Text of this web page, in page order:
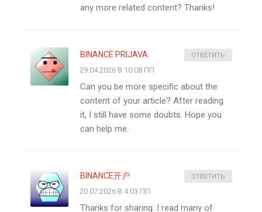
any more related content? Thanks!
BINANCE PRIJAVA
29.04.2026 В 10:08 ПП
Can you be more specific about the
content of your article? After reading
it, I still have some doubts. Hope you
can help me.
ОТВЕТИТЬ
BINANCE开户
20.07.2026 В 4:03 ПП
Thanks for sharing. I read many of
ОТВЕТИТЬ